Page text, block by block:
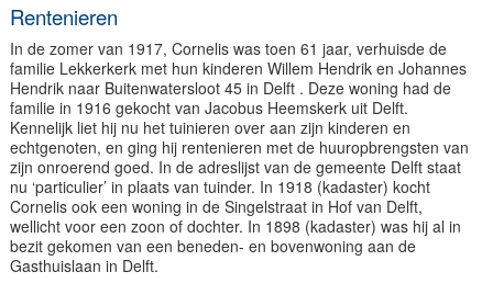
Rentenieren
In de zomer van 1917, Cornelis was toen 61 jaar, verhuisde de
familie Lekkerkerk met hun kinderen Willem Hendrik en Johannes
Hendrik naar Buitenwatersloot 45 in Delft . Deze woning had de
familie in 1916 gekocht van Jacobus Heemskerk uit Delft.
Kennelijk liet hij nu het tuinieren over aan zijn kinderen en
echtgenoten, en ging hij rentenieren met de huuropbrengsten van
zijn onroerend goed. In de adreslijst van de gemeente Delft staat
nu ‘particulier’ in plaats van tuinder. In 1918 (kadaster) kocht
Cornelis ook een woning in de Singelstraat in Hof van Delft,
wellicht voor een zoon of dochter. In 1898 (kadaster) was hij al in
bezit gekomen van een beneden- en bovenwoning aan de
Gasthuislaan in Delft.